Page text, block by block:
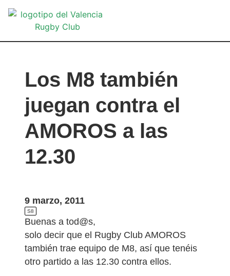
Los M8 también
juegan contra el
AMOROS a las
12.30
9 marzo, 2011
S8
Buenas a tod@s,
solo decir que el Rugby Club AMOROS
también trae equipo de M8, así que tenéis
otro partido a las 12.30 contra ellos.